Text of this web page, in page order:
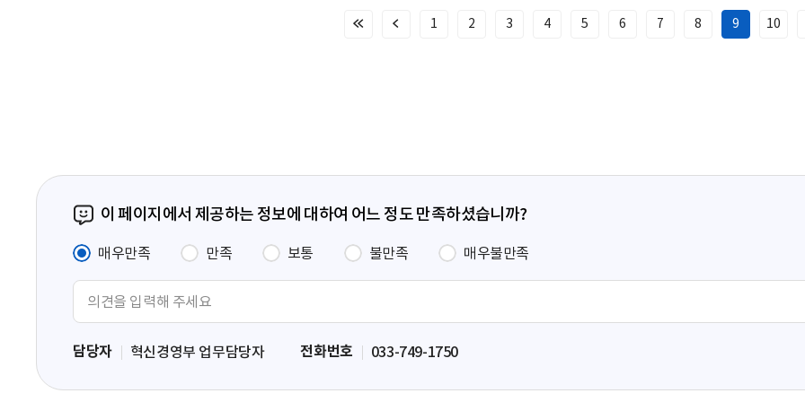
처
이
1 2 3 4 5 6 7 8 9 10
이 페이지에서 제공하는 정보에 대하여 어느 정도 만족하셨습니까?
매우만족 만족 보통 불만족 매우불만족
력
담당자 혁신경영부 업무담당자 전화번호 033-749-1750